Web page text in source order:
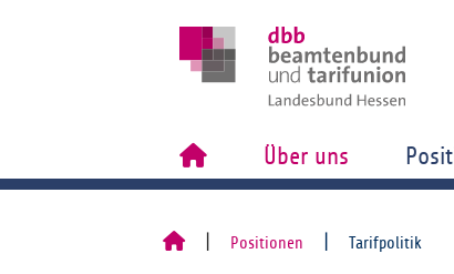
Über uns
Positionen Tarifpolitik